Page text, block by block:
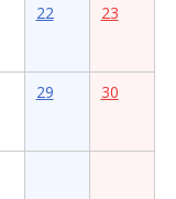
22 23
29 30